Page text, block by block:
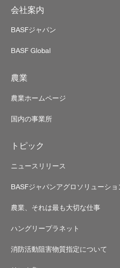
Footer
会社案内
BASFジャパン
BASF Global
農業
農業ホームページ
国内の事業所
トピック
ニュースリリース
BASFジャパンアグロソリューシ
農業、それは最も大切な仕事
ハングリープラネット
消防活動阻害物質指定について